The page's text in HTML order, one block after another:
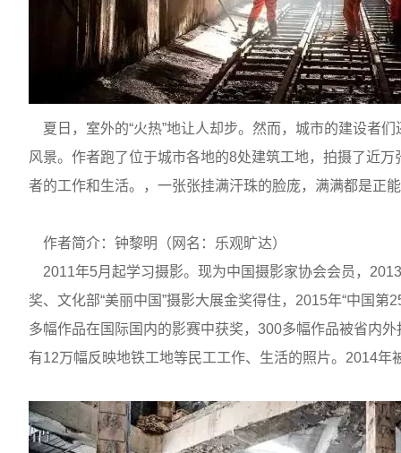
夏日， 室外的“火热”地让人却步。然而，城市的建设者
风景。作者跑了位于城市各地的8处建筑工地，拍摄了近
者的工作和生活。， 一张张挂满汗珠的脸庞，满满都是正
作者简介：钟黎明（网名：乐观旷达）
2011年5月起学习摄影。现为中国摄影家协会会员， 2013
奖、文化部“美丽中国”摄影大展金奖得住， 2015年“中国第
多幅作品在国际国内的影赛中获奖， 300多幅作品被省内
有12万幅反映地铁工地等民工工作、生活的照片。 2014年